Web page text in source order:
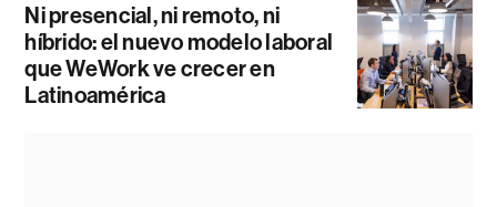
Ni presencial, ni remoto, ni
híbrido: el nuevo modelo laboral
que WeWork ve crecer en
Latinoamérica